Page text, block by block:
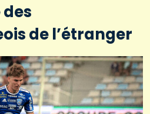
de l’étranger